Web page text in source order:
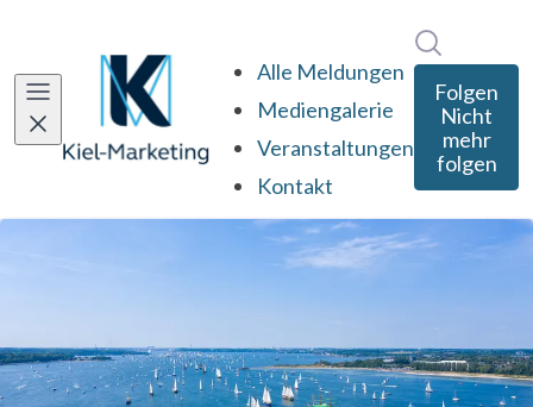
Alle Meldungen
Mediengalerie
Veranstaltungen
Kontakt
Folgen
Nicht
mehr
folgen